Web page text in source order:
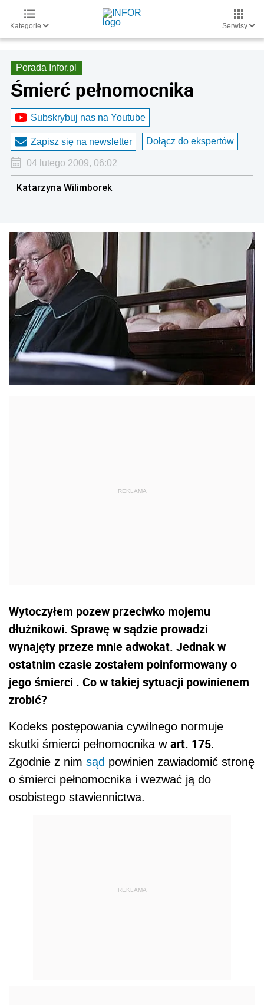
Kategorie Serwisy
Porada Infor.pl
Śmierć pełnomocnika
Subskrybuj nas na Youtube
Zapisz się na newsletter Dołącz do ekspertów
04 lutego 2009, 06:02
Katarzyna Wilimborek
Wytoczyłem pozew przeciwko mojemu
dłużnikowi. Sprawę w sądzie prowadzi
wynajęty przeze mnie adwokat. Jednak w
ostatnim czasie zostałem poinformowany o
jego śmierci . Co w takiej sytuacji powinienem
zrobić?
Kodeks postępowania cywilnego normuje
skutki śmierci pełnomocnika w art. 175.
Zgodnie z nim sąd powinien zawiadomić stronę
o śmierci pełnomocnika i wezwać ją do
osobistego stawiennictwa.
REKLAMA